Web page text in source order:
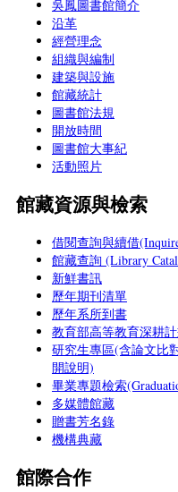
吳鳳圖書館簡介
沿革
經營理念
組織與編制
建築與設施
館藏統計
圖書館法規
開放時間
圖書館大事紀
活動照片
館藏資源與檢索
借閱查詢與續借
館藏查詢 (Library
新鮮書訊
歷年期刊清單
歷年系所到書
教育部高等教育深耕
研究生專區(含論文比
開說明)
畢業專題檢索
多媒體館藏
贈書芳名錄
機構典藏
館際合作